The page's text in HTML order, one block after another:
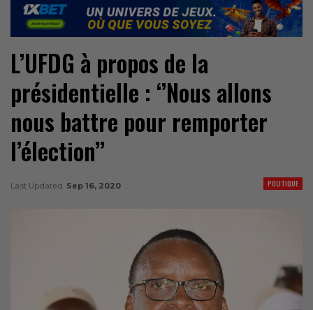
L’UFDG à propos de la
présidentielle : ‘’Nous allons
nous battre pour remporter
l’élection’’
POLITIQUE
Last Updated Sep 16, 2020